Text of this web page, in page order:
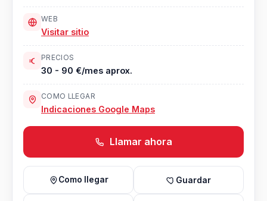
WEB
Visitar sitio
PRECIOS
30 - 90 €/mes aprox.
COMO LLEGAR
Indicaciones Google Maps
Llamar ahora
Como llegar Guardar